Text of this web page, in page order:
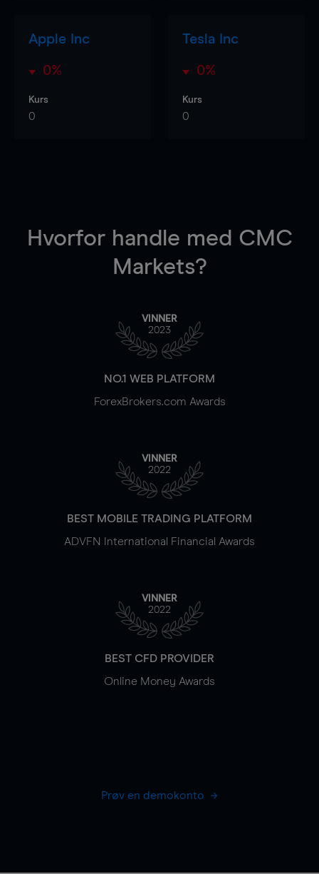
Apple Inc
0%
Kurs
0
Tesla Inc
0%
Kurs
0
Hvorfor handle med CMC
Markets?
VINNER
2023
NO.1 WEB PLATFORM
ForexBrokers.com Awards
VINNER
2022
BEST MOBILE TRADING PLATFORM
ADVFN International Financial Awards
VINNER
2022
BEST CFD PROVIDER
Online Money Awards
Prøv en demokonto